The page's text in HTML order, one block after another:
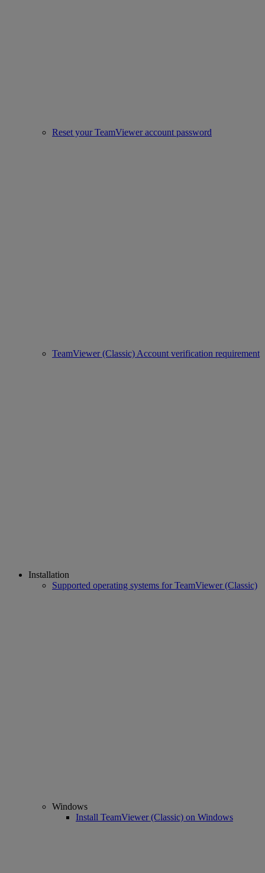
Reset your TeamViewer account password
TeamViewer (Classic) Account verification requirement
Installation
Supported operating systems for TeamViewer (Classic)
Windows
Install TeamViewer (Classic) on Windows